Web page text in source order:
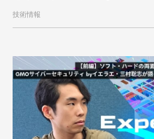
技術情報